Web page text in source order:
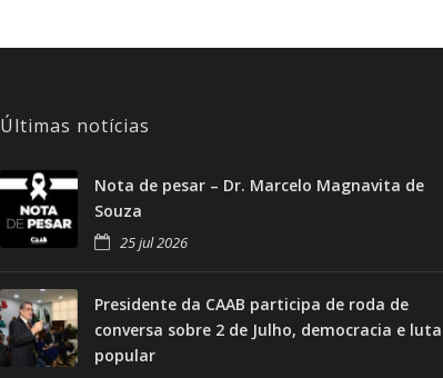
Últimas notícias
Nota de pesar – Dr. Marcelo Magnavita de
Souza
25 jul 2026
Presidente da CAAB participa de roda de
conversa sobre 2 de Julho, democracia e luta
popular